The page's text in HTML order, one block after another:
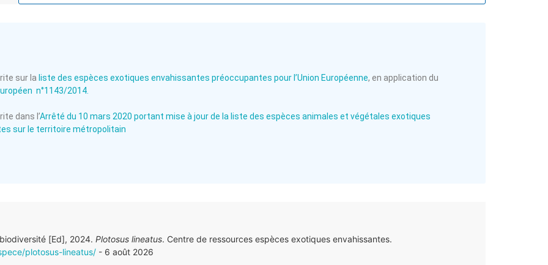
sur la liste des espèces exotiques envahissantes préoccupantes pour l’Union Européenne, en application du
n°1143/2014.
dans l’Arrêté du 10 mars 2020 portant mise à jour de la liste des espèces animales et végétales exotiques
sur le territoire métropolitain
[Ed], 2024. Plotosus lineatus. Centre de ressources espèces exotiques envahissantes.
plotosus-lineatus/ - 6 août 2026